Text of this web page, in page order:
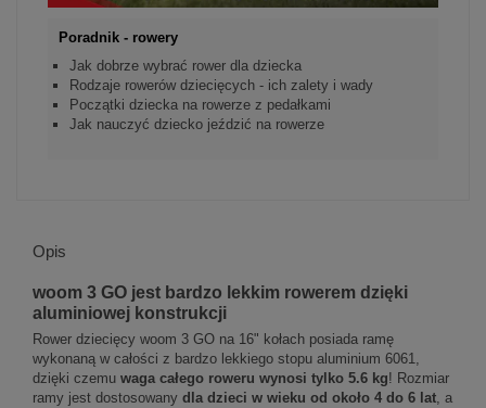
Poradnik - rowery
Jak dobrze wybrać rower dla dziecka
Rodzaje rowerów dziecięcych - ich zalety i wady
Początki dziecka na rowerze z pedałkami
Jak nauczyć dziecko jeździć na rowerze
Opis
woom 3 GO jest bardzo lekkim rowerem dzięki
aluminiowej konstrukcji
Rower dziecięcy woom 3 GO na 16" kołach posiada ramę
wykonaną w całości z bardzo lekkiego stopu aluminium 6061,
dzięki czemu waga całego roweru wynosi tylko 5.6 kg! Rozmiar
ramy jest dostosowany dla dzieci w wieku od około 4 do 6 lat, a